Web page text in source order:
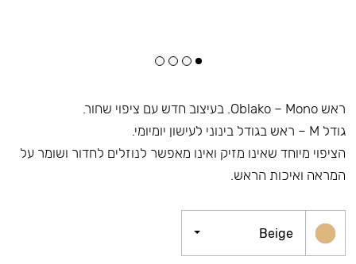
ראש Oblako – Mono. בעיצוב חדש עם ציפוי שחור.
גודל M – ראש בגודל בינוני לעישון יומיומי.
הציפוי מיוחד שאינו מזיק ואינו מאפשר לנוזלים לחדור ושומר על
המראה ואיכות הראש.
Beige